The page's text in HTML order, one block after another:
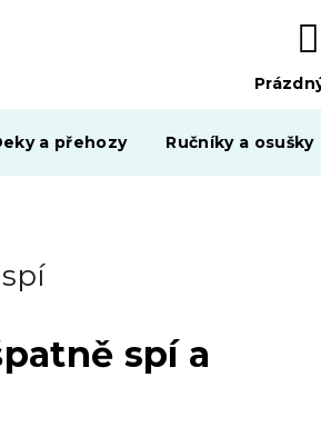
KOŠÍK
a přehozy Ručníky a osušky
spí a